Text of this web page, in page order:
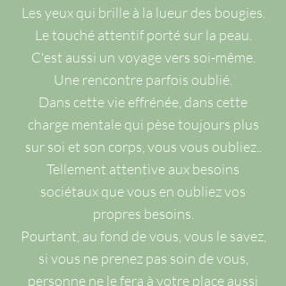
Les yeux qui brille à la lueur des bougies.
Le touché attentif porté sur la peau.
C'est aussi un voyage vers soi-même.
Une rencontre parfois oublié.
Dans cette vie effrénée, dans cette
charge mentale qui pèse toujours plus
sur soi et son corps, vous vous oubliez..
Tellement attentive aux besoins
sociétaux que vous en oubliez vos
propres besoins.
Pourtant, au fond de vous, vous le savez,
si vous ne prenez pas soin de vous,
personne ne le fera à votre place aussi